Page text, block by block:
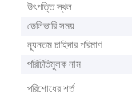
উৎপত্তি স্থল
ডেলিভারি সময়
ন্যূনতম চাহিদার পরিমাণ
পরিচিতিমুলক নাম
পরিশোধের শর্ত